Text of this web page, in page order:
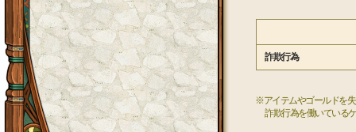
詐欺行為
※アイテムやゴールドを
詐欺行為を働いている